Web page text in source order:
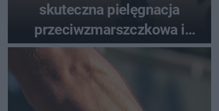
skuteczna pielęgnacja
przeciwzmarszczkowa i
regenerująca